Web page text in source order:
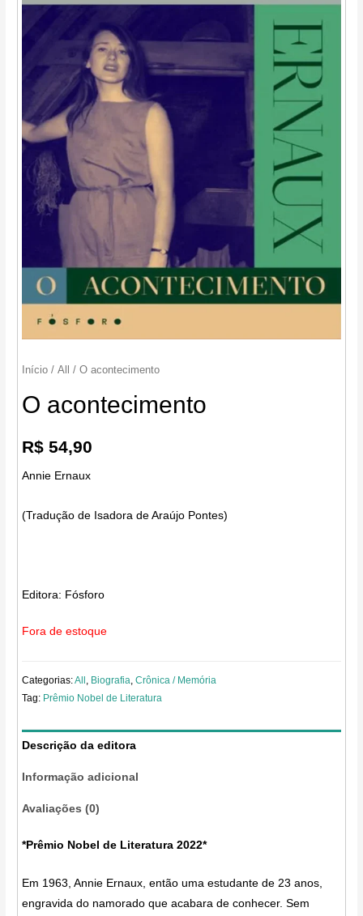
Início /All / O acontecimento
O acontecimento
R$ 54,90
Annie Ernaux
(Tradução de Isadora de Araújo Pontes)
Editora: Fósforo
Fora de estoque
Categorias:All , Biografia,Crônica / Memória
Tag: Prêmio Nobel de Literatura
Descrição da editora
Informação adicional
Avaliações (0)
*Prêmio Nobel de Literatura 2022*
Em 1963, Annie Ernaux, então uma estudante de 23 anos,
engravida do namorado que acabara de conhecer. Sem